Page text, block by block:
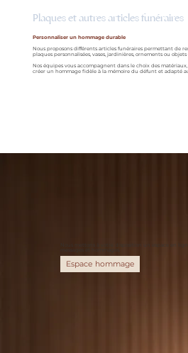
Plaques et autres articles funéraires
Personnaliser un hommage durable
Nous proposons différents articles funéraires permettant de
plaques personnalisées, vases, jardinières, ornements ou
Nos équipes vous accompagnent dans le choix des
créer un hommage fidèle à la mémoire du défunt et adapté
Nous mettons à votre disposition un espace en
Espace hommage